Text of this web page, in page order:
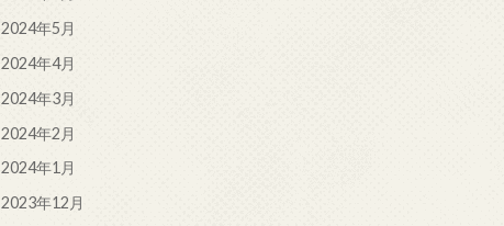
2024年5月
2024年4月
2024年3月
2024年2月
2024年1月
2023年12月